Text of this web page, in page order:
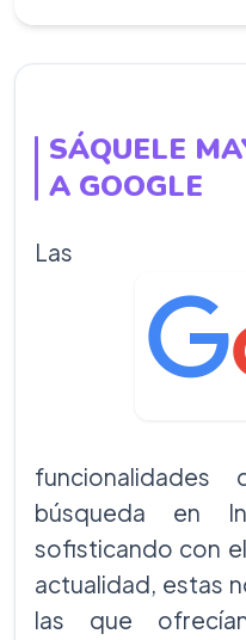
SÁQUELE
A GOOGLE
Las
búsqueda en
sofisticando con
actualidad, estas
las que